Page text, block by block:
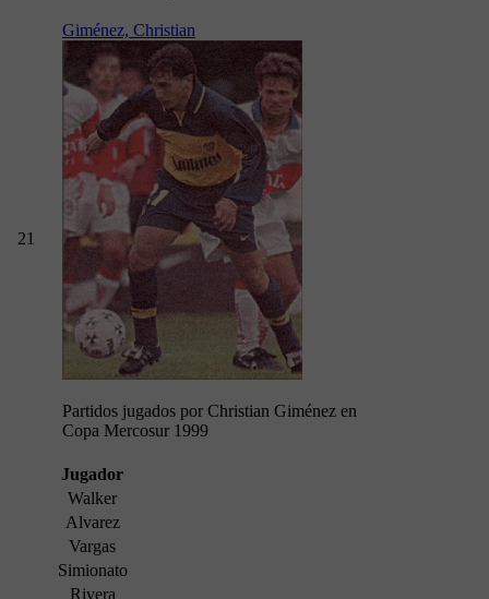
21
Giménez, Christian
Partidos jugados por Christian Giménez en
Copa Mercosur 1999
Jugador
Walker
Alvarez
Vargas
Simionato
Rivera